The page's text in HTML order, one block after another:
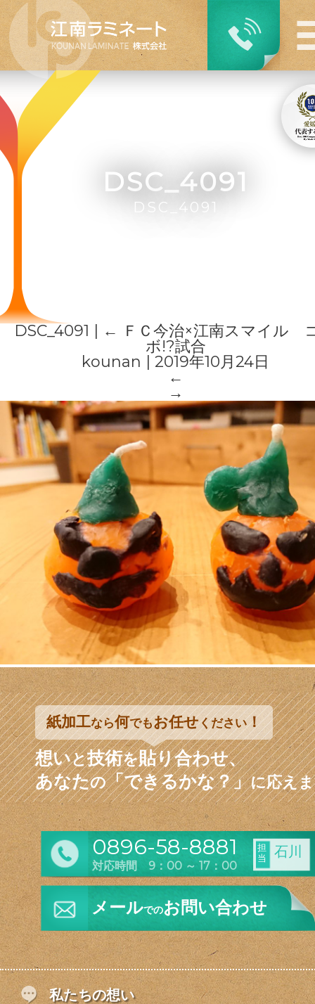
DSC_4091
DSC_4091 ← ＦＣ今治×江南スマイル
ボ!?試合
kounan
|2019年10月24日
←
→
紙加工なら何でもお任せください！
想いと技術を貼り合わせ、
あなたの「できるかな？」に応え
0896-58-8881
対応時間 9：00 ～ 17：00
担
当
石川
メールでのお問い合わせ
私たちの想い